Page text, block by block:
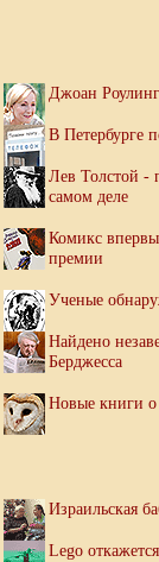
Джоан
В Петербурге
Лев Толстой -
самом деле
Комикс
премии
Ученые
Найдено
Берджесса
Новые книги о
Израильская
Lego